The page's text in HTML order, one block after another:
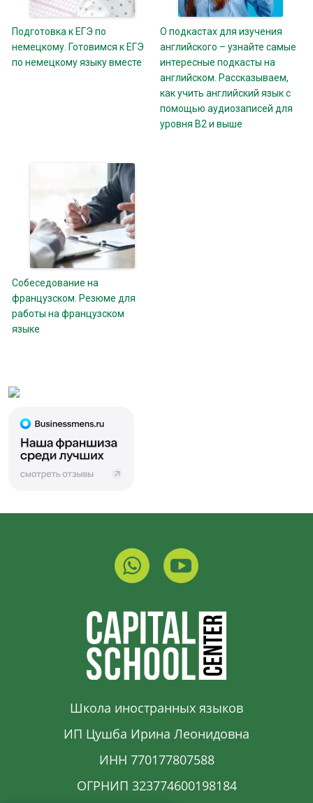
Подготовка к ЕГЭ по
немецкому. Готовимся к ЕГЭ
по немецкому языку вместе
О подкастах для изучения
английского – узнайте самые
интересные подкасты на
английском. Рассказываем,
как учить английский язык с
помощью аудиозаписей для
уровня B2 и выше
Собеседование на
французском. Резюме для
работы на французском
языке
Школа иностранных языков
ИП Цушба Ирина Леонидовна
ИНН 770177807588
ОГРНИП 323774600198184